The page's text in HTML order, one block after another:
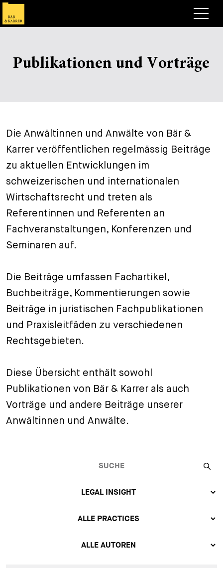
Expertise
Corporate News
Briefing
Publikation
Vortrag
Guide
+
Über Bär & Karrer
Karriere
Arbeiten bei uns
Übersicht
Substituten
Administration
Assistenzen
Stellen
Bewerbungsprozess
Spontanbewerbung
Ihre Karriere
+
Kontakt
Suche
Publikationen und Vorträge
Die Anwältinnen und Anwälte von Bär &
Karrer veröffentlichen regelmässig Beiträge
zu aktuellen Entwicklungen im
schweizerischen und internationalen
Wirtschaftsrecht und treten als
Referentinnen und Referenten an
Fachveranstaltungen, Konferenzen und
Seminaren auf.
Die Beiträge umfassen Fachartikel,
Buchbeiträge, Kommentierungen sowie
Beiträge in juristischen Fachpublikationen
und Praxisleitfäden zu verschiedenen
Rechtsgebieten.
Diese Übersicht enthält sowohl
Publikationen von Bär & Karrer als auch
Vorträge und andere Beiträge unserer
Anwältinnen und Anwälte.